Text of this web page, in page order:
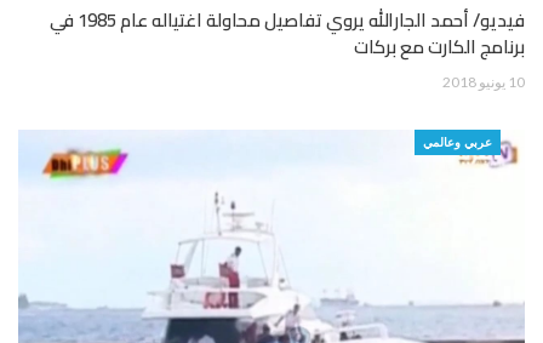
فيديو/ أحمد الجارالله يروي تفاصيل محاولة اغتياله عام 1985 في
برنامج الكارت مع بركات
10 يونيو 2018
عربي وعالمي